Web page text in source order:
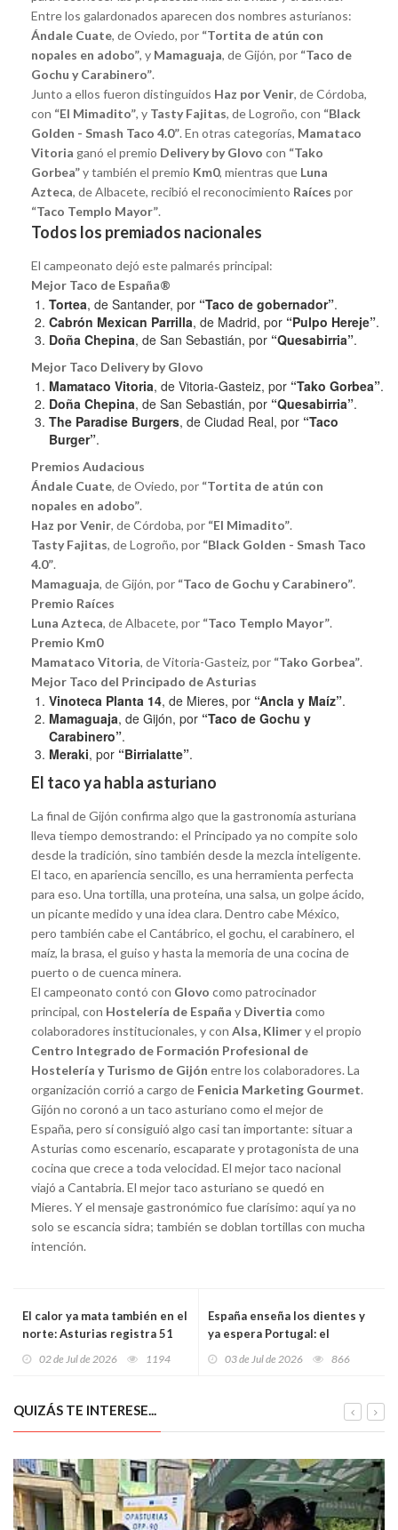
Entre los galardonados aparecen dos nombres asturianos:
Ándale Cuate, de Oviedo, por “Tortita de atún con
nopales en adobo”, y Mamaguaja, de Gijón, por “Taco de
Gochu y Carabinero”.
Junto a ellos fueron distinguidos Haz por Venir, de Córdoba,
con “El Mimadito”, y Tasty Fajitas, de Logroño, con “Black
Golden - Smash Taco 4.0”. En otras categorías, Mamataco
Vitoria ganó el premio Delivery by Glovo con “Tako
Gorbea”y también el premio Km0, mientras que Luna
Azteca, de Albacete, recibió el reconocimiento Raíces por
“Taco Templo Mayor”.
Todos los premiados nacionales
El campeonato dejó este palmarés principal:
Mejor Taco de España®
Tortea, de Santander, por “Taco de gobernador”.
Cabrón Mexican Parrilla, de Madrid, por “Pulpo Hereje”.
Doña Chepina, de San Sebastián, por “Quesabirria”.
Mejor Taco Delivery by Glovo
Mamataco Vitoria, de Vitoria-Gasteiz, por “Tako Gorbea”.
Doña Chepina, de San Sebastián, por “Quesabirria”.
The Paradise Burgers, de Ciudad Real, por “Taco
Burger”.
Premios Audacious
Ándale Cuate, de Oviedo, por “Tortita de atún con
nopales en adobo”.
Haz por Venir, de Córdoba, por “El Mimadito”.
Tasty Fajitas, de Logroño, por “Black Golden - Smash Taco
4.0”.
Mamaguaja, de Gijón, por “Taco de Gochu y Carabinero”.
Premio Raíces
Luna Azteca, de Albacete, por “Taco Templo Mayor”.
Premio Km0
Mamataco Vitoria, de Vitoria-Gasteiz, por “Tako Gorbea”.
Mejor Taco del Principado de Asturias
Vinoteca Planta 14, de Mieres, por “Ancla y Maíz”.
Mamaguaja, de Gijón, por “Taco de Gochu y
Carabinero”.
Meraki, por “Birrialatte”.
El taco ya habla asturiano
La final de Gijón confirma algo que la gastronomía asturiana
lleva tiempo demostrando: el Principado ya no compite solo
desde la tradición, sino también desde la mezcla inteligente.
El taco, en apariencia sencillo, es una herramienta perfecta
para eso. Una tortilla, una proteína, una salsa, un golpe ácido,
un picante medido y una idea clara. Dentro cabe México,
pero también cabe el Cantábrico, el gochu, el carabinero, el
maíz, la brasa, el guiso y hasta la memoria de una cocina de
puerto o de cuenca minera.
El campeonato contó con Glovo como patrocinador
principal, con Hostelería de España y Divertia como
colaboradores institucionales, y con Alsa, Klimery el propio
Centro Integrado de Formación Profesional de
Hostelería y Turismo de Gijón entre los colaboradores. La
organización corrió a cargo de Fenicia Marketing Gourmet.
Gijón no coronó a un taco asturiano como el mejor de
España, pero sí consiguió algo casi tan importante: situar a
Asturias como escenario, escaparate y protagonista de una
cocina que crece a toda velocidad. El mejor taco nacional
viajó a Cantabria. El mejor taco asturiano se quedó en
Mieres. Y el mensaje gastronómico fue clarísimo: aquí ya no
solo se escancia sidra; también se doblan tortillas con mucha
intención.
El calor ya mata también en el
norte: Asturias registra 51
02 de Jul de 2026 1194
España enseña los dientes y
ya espera Portugal: el
03 de Jul de 2026 866
QUIZÁS TE INTERESE...